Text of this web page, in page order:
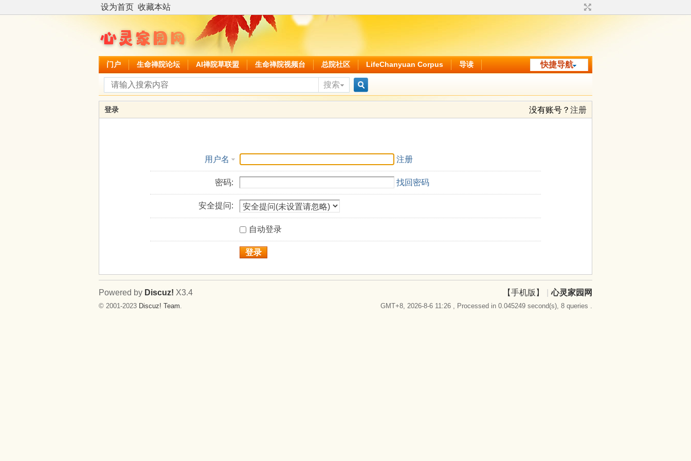
设为首页 收藏本站
快捷导航
门户 生命禅院论坛 AI禅院草联盟 生命禅院视频台 总院社区 LifeChanyuan Corpus 导读
搜索
搜
没有账号？ 注册
登录
用户名 注册
密码: 找回密码
安全提问:
自动登录
登录
【手机版】 心灵家园网
GMT+8, 2026-8-6 11:26 , Processed in 0.045249 second(s), 8 queries .
Powered by Discuz! X3.4
© 2001-2023 Discuz! Team.